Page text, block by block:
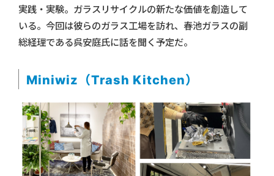
実践・実験。ガラスリサイクルの新たな価値を創造して
いる。今回は彼らのガラス工場を訪れ、春池ガラスの副
総経理である呉安庭氏に話を聞く予定だ。
Miniwiz（Trash Kitchen）